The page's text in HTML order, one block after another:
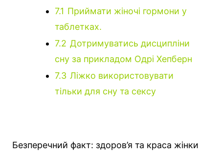
7.1 Приймати жіночі гормони у
таблетках.
7.2 Дотримуватись дисципліни
сну за прикладом Одрі Хепберн
7.3 Ліжко використовувати
тільки для сну та сексу
Безперечний факт: здоров’я та краса жінки